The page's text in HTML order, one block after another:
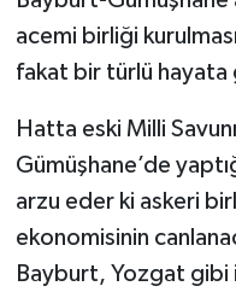
acemi birliği
fakat bir türlü hayata
Hatta eski Milli
Gümüşhane’de
arzu eder ki askeri
ekonomisinin
Bayburt, Yozgat gibi